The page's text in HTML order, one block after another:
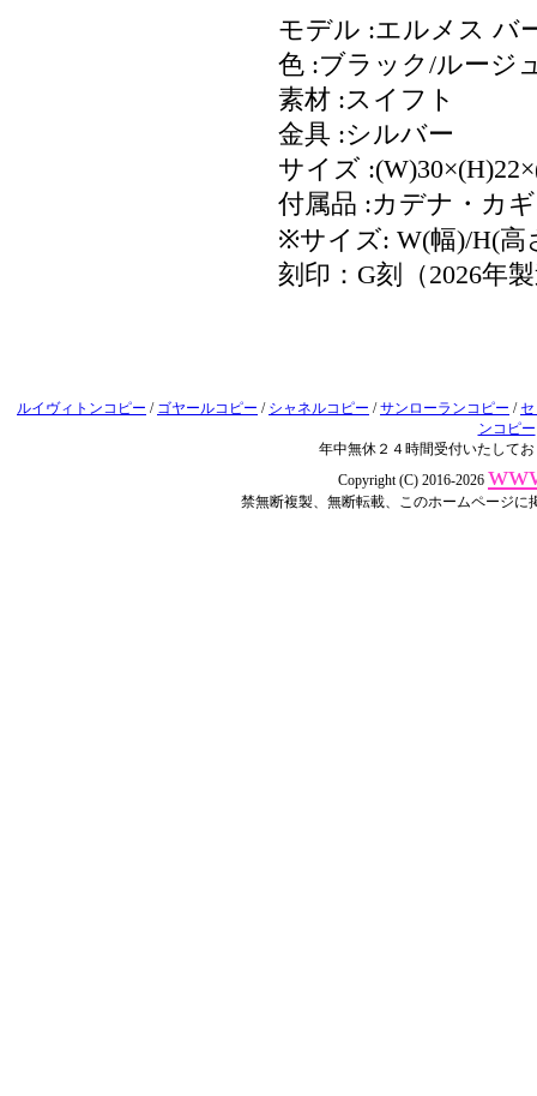
モデル :エルメス バ
色 :ブラック/ルージ
素材 :スイフト
金具 :シルバー
サイズ
付属品 :カデナ・カ
※サイズ: W(幅)/H(高
刻印：G刻（2026年
ルイヴィトンコピー / ゴヤールコピー / シャネルコピー /サンローランコピー /
ンコピー
年中無休２４時間受付いたして
Copyright (C) 2016-2026
禁無断複製、無断転載、このホームページ